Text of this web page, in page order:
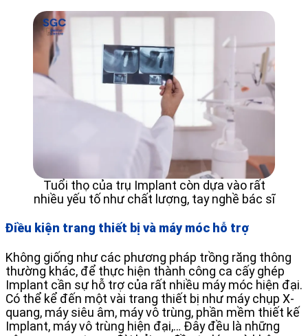
Tuổi thọ của trụ Implant còn dựa vào rất
nhiều yếu tố như chất lượng, tay nghề bác sĩ
Điều kiện trang thiết bị và máy móc hỗ trợ
Không giống như các phương pháp trồng răng thông
thường khác, để thực hiện thành công ca cấy ghép
Implant cần sự hỗ trợ của rất nhiều máy móc hiện đại.
Có thể kể đến một vài trang thiết bị như máy chụp X-
quang, máy siêu âm, máy vô trùng, phần mềm thiết kế
Implant, máy vô trùng hiện đại,… Đây đều là những